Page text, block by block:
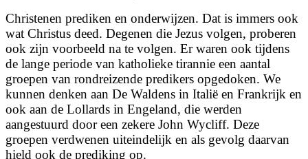
Christenen prediken en onderwijzen. Dat is immers ook
wat Christus deed. Degenen die Jezus volgen, proberen
ook zijn voorbeeld na te volgen. Er waren ook tijdens
de lange periode van katholieke tirannie een aantal
groepen van rondreizende predikers opgedoken. We
kunnen denken aan De Waldens in Italië en Frankrijk en
ook aan de Lollards in Engeland, die werden
aangestuurd door een zekere John Wycliff. Deze
groepen verdwenen uiteindelijk en als gevolg daarvan
hield ook de prediking op.